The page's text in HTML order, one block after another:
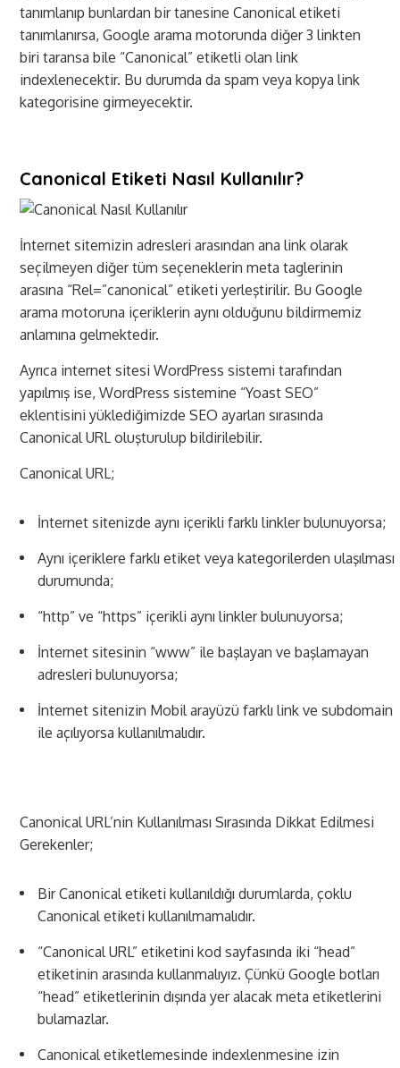
tanımlanıp bunlardan bir tanesine Canonical etiketi
tanımlanırsa, Google arama motorunda diğer 3 linkten
biri taransa bile “Canonical” etiketli olan link
indexlenecektir. Bu durumda da spam veya kopya link
kategorisine girmeyecektir.
Canonical Etiketi Nasıl Kullanılır?
İnternet sitemizin adresleri arasından ana link olarak
seçilmeyen diğer tüm seçeneklerin meta taglerinin
arasına “Rel=”canonical” etiketi yerleştirilir. Bu Google
arama motoruna içeriklerin aynı olduğunu bildirmemiz
anlamına gelmektedir.
Ayrıca internet sitesi WordPress sistemi tarafından
yapılmış ise, WordPress sistemine “Yoast SEO”
eklentisini yüklediğimizde SEO ayarları sırasında
Canonical URL oluşturulup bildirilebilir.
Canonical URL;
İnternet sitenizde aynı içerikli farklı linkler bulunuyorsa;
Aynı içeriklere farklı etiket veya kategorilerden ulaşılması
durumunda;
“http” ve “https” içerikli aynı linkler bulunuyorsa;
İnternet sitesinin “www” ile başlayan ve başlamayan
adresleri bulunuyorsa;
İnternet sitenizin Mobil arayüzü farklı link ve subdomain
ile açılıyorsa kullanılmalıdır.
Canonical URL’nin Kullanılması Sırasında Dikkat Edilmesi
Gerekenler;
Bir Canonical etiketi kullanıldığı durumlarda, çoklu
Canonical etiketi kullanılmamalıdır.
“Canonical URL” etiketini kod sayfasında iki “head”
etiketinin arasında kullanmalıyız. Çünkü Google botları
“head” etiketlerinin dışında yer alacak meta etiketlerini
bulamazlar.
Canonical etiketlemesinde indexlenmesine izin